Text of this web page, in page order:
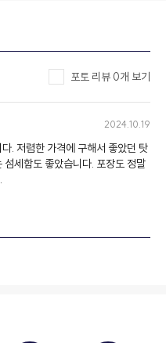
포토 리뷰 0개 보기
2024.10.19
. 저렴한 가격에 구해서 좋았던 탓
세함도 좋았습니다. 포장도 정말